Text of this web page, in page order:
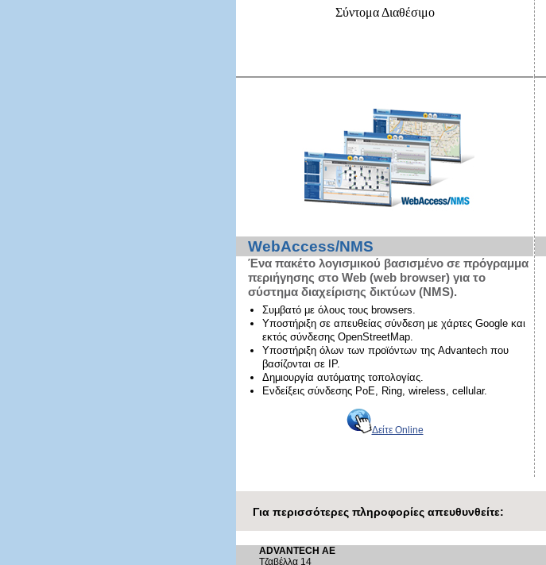
Σύντομα Διαθέσιμο
WebAccess/NMS
Ένα πακέτο λογισμικού βασισμένο σε πρόγραμμα
περιήγησης στο Web (web browser) για το
σύστημα διαχείρισης δικτύων (NMS).
Συμβατό με όλους τους browsers.
Υποστήριξη σε απευθείας σύνδεση με χάρτες Google και
εκτός σύνδεσης OpenStreetMap.
Υποστήριξη όλων των προϊόντων της Advantech που
βασίζονται σε IP.
Δημιουργία αυτόματης τοπολογίας.
Ενδείξεις σύνδεσης PoE, Ring, wireless, cellular.
Δείτε Online
Για περισσότερες πληροφορίες απευθυνθείτε:
ADVANTECH AE
Τζαβέλλα 14